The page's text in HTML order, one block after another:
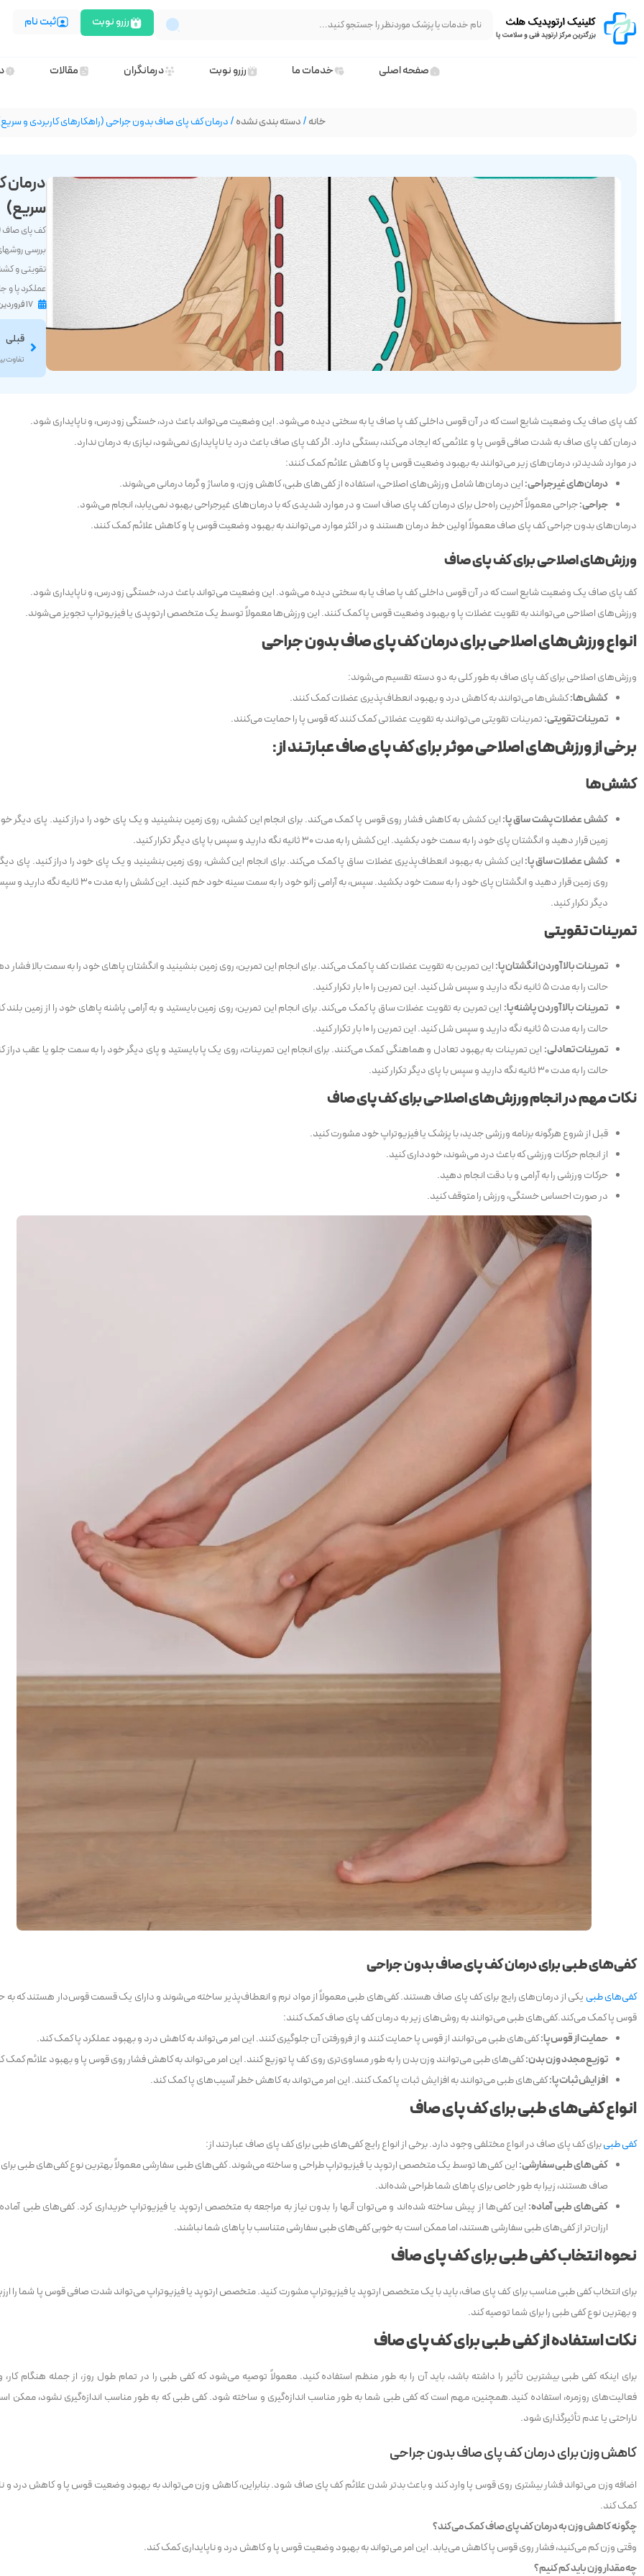
رزرو نوبت ثبت نام
صفحه اصلی خدمات ما رزرو نوبت درمانگران مقالات
خانه/دسته بندی نشده/ درمان کف پای صاف بدون جراحی (راهکارهای کاربردی و
درمان
سریع)
بررسی
تقویتی و
عملکرد پا
۱۷ فروردین ۱۴۰۴
قبلی
کف پای صاف یک وضعیت شایع است که در آن قوس داخلی کف پا صاف یا به سختی دیده می‌شود. این وضعیت می‌تواند باعث درد، خستگی زودرس، و ناپایداری شود.
درمان کف پای صاف به شدت صافی قوس پا و علائمی که ایجاد می‌کند، بستگی دارد. اگر کف پای صاف باعث درد یا ناپایداری نمی‌شود، نیازی به درمان ندارد.
در موارد شدیدتر، درمان‌های زیر می‌توانند به بهبود وضعیت قوس پا و کاهش علائم کمک کنند:
درمان‌های غیرجراحی:این درمان‌ها شامل ورزش‌های اصلاحی، استفاده از کفی‌های طبی، کاهش وزن، و ماساژ و گرما درمانی می‌شوند.
جراحی:جراحی معمولاً آخرین راه‌حل برای درمان کف پای صاف است و در موارد شدیدی که با درمان‌های غیرجراحی بهبود نمی‌یابد، انجام می‌شود.
درمان‌های بدون جراحی کف پای صاف معمولاً اولین خط درمان هستند و در اکثر موارد می‌توانند به بهبود وضعیت قوس پا و کاهش علائم کمک کنند.
ورزش‌های اصلاحی برای کف پای صاف
کف پای صاف یک وضعیت شایع است که در آن قوس داخلی کف پا صاف یا به سختی دیده می‌شود. این وضعیت می‌تواند باعث درد، خستگی زودرس، و ناپایداری شود.
ورزش‌های اصلاحی می‌توانند به تقویت عضلات پا و بهبود وضعیت قوس پا کمک کنند. این ورزش‌ها معمولاً توسط یک متخصص ارتوپدی یا فیزیوتراپ تجویز می‌شوند.
انواع ورزش‌های اصلاحی برای درمان کف پای صاف بدون جراحی
ورزش‌های اصلاحی برای کف پای صاف به طور کلی به دو دسته تقسیم می‌شوند:
کشش‌ها:کشش‌ها می‌توانند به کاهش درد و بهبود انعطاف‌پذیری عضلات کمک کنند.
تمرینات تقویتی:تمرینات تقویتی می‌توانند به تقویت عضلاتی کمک کنند که قوس پا را حمایت می‌کنند.
برخی از ورزش‌های اصلاحی موثر برای کف پای صاف عبارتند از:
کشش‌ها
کشش عضلات پشت ساق پا:این کشش به کاهش فشار روی قوس پا کمک می‌کند. برای انجام این کشش، روی زمین بنشینید و یک پای خود را دراز کنید. پای دیگر
زمین قرار دهید و انگشتان پای خود را به سمت خود بکشید. این کشش را به مدت 30 ثانیه نگه دارید و سپس با پای دیگر تکرار کنید.
کشش عضلات ساق پا:این کشش به بهبود انعطاف‌پذیری عضلات ساق پا کمک می‌کند. برای انجام این کشش، روی زمین بنشینید و یک پای خود را دراز کنید. پای
روی زمین قرار دهید و انگشتان پای خود را به سمت خود بکشید. سپس، به آرامی زانو خود را به سمت سینه خود خم کنید.
دیگر تکرار کنید.
تمرینات تقویتی
تمرینات بالا آوردن انگشتان پا:این تمرین به تقویت عضلات کف پا کمک می‌کند. برای انجام این تمرین، روی زمین بنشینید و انگشتان پاهای خود را به سمت بالا فشار
حالت را به مدت 5 ثانیه نگه دارید و سپس شل کنید. این تمرین را 10 بار تکرار کنید.
تمرینات بالا آوردن پاشنه پا: این تمرین به تقویت عضلات ساق پا کمک می‌کند. برای انجام این تمرین، روی زمین بایستید و به آرامی پاشنه پاهای خود را از زمین بلند
حالت را به مدت 5 ثانیه نگه دارید و سپس شل کنید. این تمرین را 10 بار تکرار کنید.
تمرینات تعادلی: این تمرینات به بهبود تعادل و هماهنگی کمک می‌کنند. برای انجام این تمرینات، روی یک پا بایستید و پای دیگر خود را به سمت جلو یا عقب دراز
حالت را به مدت 30 ثانیه نگه دارید و سپس با پای دیگر تکرار کنید.
نکات مهم در انجام ورزش‌های اصلاحی برای کف پای صاف
قبل از شروع هرگونه برنامه ورزشی جدید، با پزشک یا فیزیوتراپ خود مشورت کنید.
از انجام حرکات ورزشی که باعث درد می‌شوند، خودداری کنید.
حرکات ورزشی را به آرامی و با دقت انجام دهید.
در صورت احساس خستگی، ورزش را متوقف کنید.
کفی‌های طبیبرای درمان کف پای صاف بدون جراحی
کفی‌های طبی یکی از درمان‌های رایج برای کف پای صاف هستند. کفی‌های طبی معمولاً از مواد نرم و انعطاف‌پذیر ساخته می‌شوند و دارای یک قسمت قوس‌دار هستند که به
قوس پا کمک می‌کند.کفی‌های طبی می‌توانند به روش‌های زیر به درمان کف پای صاف کمک کنند:
حمایت از قوس پا:کفی‌های طبی می‌توانند از قوس پا حمایت کنند و از فرورفتن آن جلوگیری کنند. این امر می‌تواند به کاهش درد و بهبود عملکرد پا کمک کند.
توزیع مجدد وزن بدن:کفی‌های طبی می‌توانند وزن بدن را به طور مساوی‌تری روی کف پا توزیع کنند. این امر می‌تواند به کاهش فشار روی قوس پا و بهبود علائم کمک
افزایش ثبات پا:کفی‌های طبی می‌توانند به افزایش ثبات پا کمک کنند. این امر می‌تواند به کاهش خطر آسیب‌های پا کمک کند.
انواع کفی‌های طبی برای کف پای صاف
کفی طبیبرای کف پای صاف در انواع مختلفی وجود دارد. برخی از انواع رایج کفی‌های طبی برای کف پای صاف عبارتند از:
کفی‌های طبی سفارشی:این کفی‌ها توسط یک متخصص ارتوپد یا فیزیوتراپ طراحی و ساخته می‌شوند. کفی‌های طبی سفارشی معمولاً بهترین نوع کفی‌های طبی
صاف هستند، زیرا به طور خاص برای پاهای شما طراحی شده‌اند.
کفی‌های طبی آماده: این کفی‌ها از پیش ساخته شده‌اند و می‌توان آنها را بدون نیاز به مراجعه به متخصص ارتوپد یا فیزیوتراپ خریداری کرد. کفی‌های طبی
ارزان‌تر از کفی‌های طبی سفارشی هستند، اما ممکن است به خوبی کفی‌های طبی سفارشی متناسب با پاهای شما نباشند.
نحوه انتخاب کفی طبی برای کف پای صاف
برای انتخاب کفی طبی مناسب برای کف پای صاف، باید با یک متخصص ارتوپد یا فیزیوتراپ مشورت کنید. متخصص ارتوپد یا فیزیوتراپ می‌تواند شدت صافی قوس پا شما را
و بهترین نوع کفی طبی را برای شما توصیه کند.
نکات استفاده از کفی طبی برای کف پای صاف
برای اینکه کفی طبی بیشترین تأثیر را داشته باشد، باید آن را به طور منظم استفاده کنید. معمولاً توصیه می‌شود که کفی طبی را در تمام طول روز، از جمله هنگام کار،
فعالیت‌های روزمره، استفاده کنید.همچنین، مهم است که کفی طبی شما به طور مناسب اندازه‌گیری و ساخته شود. کفی طبی که به طور مناسب اندازه‌گیری نشود، ممکن
ناراحتی یا عدم تأثیرگذاری شود.
کاهش وزن برای درمان کف پای صاف بدون جراحی
اضافه وزن می‌تواند فشار بیشتری روی قوس پا وارد کند و باعث بدتر شدن علائم کف پای صاف شود. بنابراین، کاهش وزن می‌تواند به بهبود وضعیت قوس پا و کاهش درد و
کمک کند.
چگونه کاهش وزن به درمان کف پای صاف کمک می‌کند؟
وقتی وزن کم می‌کنید، فشار روی قوس پا کاهش می‌یابد. این امر می‌تواند به بهبود وضعیت قوس پا و کاهش درد و ناپایداری کمک کند.
چه مقدار وزن باید کم کنیم؟